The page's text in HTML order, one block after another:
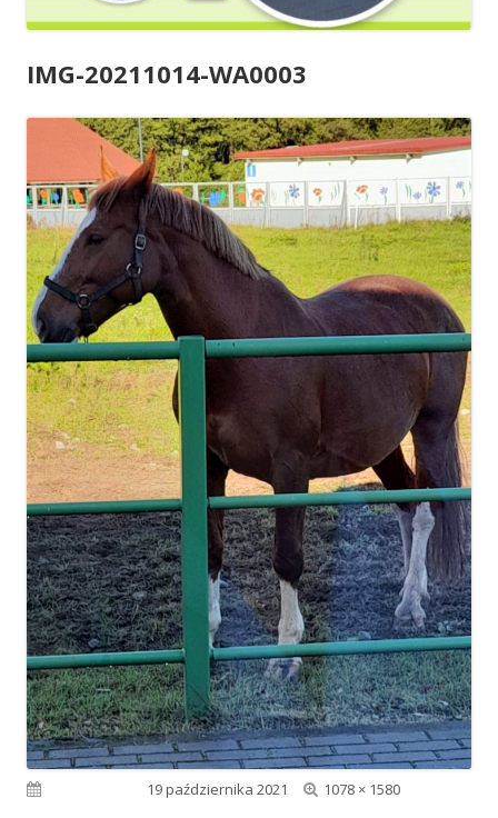
IMG-20211014-WA0003
19 października 2021
Pełny
1078 × 1580